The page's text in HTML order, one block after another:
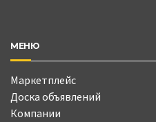
МЕНЮ
Маркетплейс
Доска объявлений
Компании